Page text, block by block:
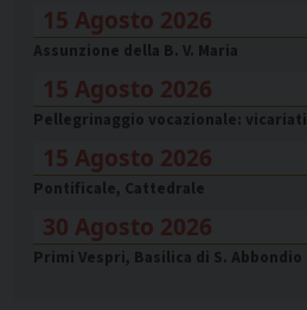
15 Agosto 2026
Assunzione della B. V. Maria
15 Agosto 2026
Pellegrinaggio vocazionale: vicariati
15 Agosto 2026
Pontificale, Cattedrale
30 Agosto 2026
Primi Vespri, Basilica di S. Abbondio